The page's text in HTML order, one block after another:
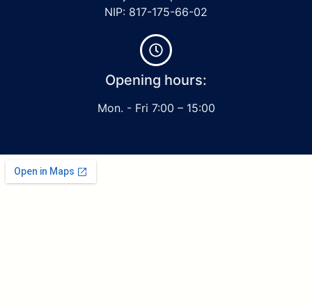
NIP: 817-175-66-02
Opening hours:
Mon. - Fri 7:00 – 15:00